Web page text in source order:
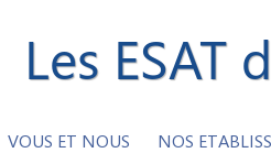
Les ESAT
VOUS ET NOUS NOS